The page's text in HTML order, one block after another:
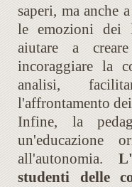
saperi, ma anche
le emozioni dei
aiutare a
incoraggiare la
analisi,
l'affrontamento
Infine, la
un'educazione
all'autonomia.
studenti delle